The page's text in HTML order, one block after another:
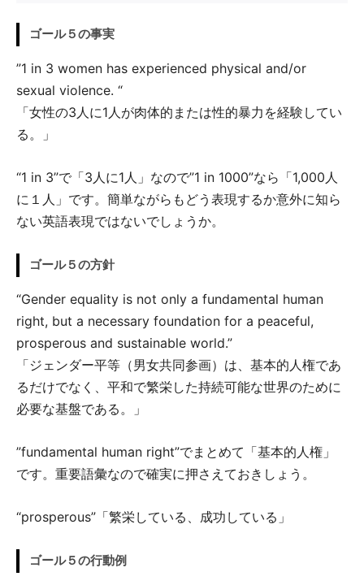
ゴール５の事実
”1 in 3 women has experienced physical and/or
sexual violence. “
「女性の3人に1人が肉体的または性的暴力を経験してい
る。」
“1 in 3”で「3人に1人」なので”1 in 1000”なら「1,000人
に１人」です。簡単ながらもどう表現するか意外に知ら
ない英語表現ではないでしょうか。
ゴール５の方針
“Gender equality is not only a fundamental human
right, but a necessary foundation for a peaceful,
prosperous and sustainable world.”
「ジェンダー平等（男女共同参画）は、基本的人権であ
るだけでなく、平和で繁栄した持続可能な世界のために
必要な基盤である。」
”fundamental human right”でまとめて「基本的人権」
です。重要語彙なので確実に押さえておきしょう。
“prosperous”「繁栄している、成功している」
ゴール５の行動例